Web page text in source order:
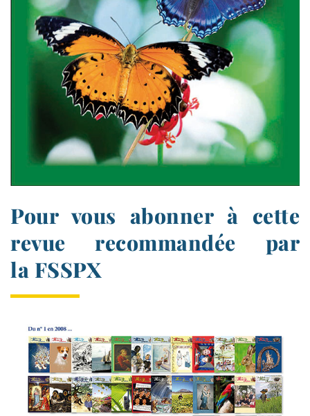
Pour vous abonner à cette
revue recommandée par
la FSSPX